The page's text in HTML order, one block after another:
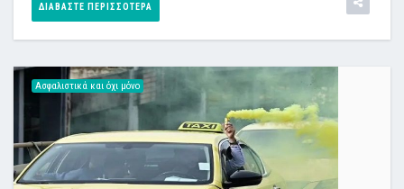
ΔΙΑΒΆΣΤΕ ΠΕΡΙΣΣΌΤΕΡΑ
Ασφαλιστικά και όχι μόνο